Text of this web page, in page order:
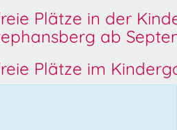
Plätze in der
ab
Plätze im